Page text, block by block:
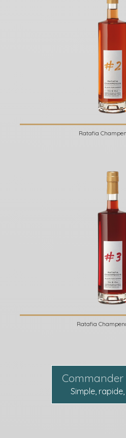
Ratafia
Ratafia
Simple,